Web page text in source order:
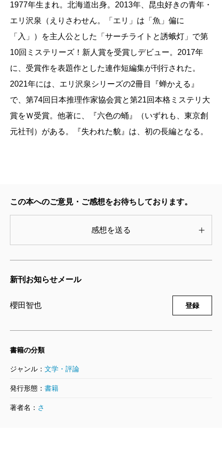
についてはやけに素直に口を開く。そのわけを尋ねる
と、「俺が義理立てるのは客に対してだけさ。その人
は、なにも注文しなかった」。なかなか憎い人物では
ないか。
すべての謎が解かれた後、一人の人物に向けて日野
が言葉を告げる。事件が解決した後ではなく、あくま
で謎が解かれた後というのが肝だ。そしてその言葉は
主人公がミステリにおける探偵ではなく、警察官だか
らこそ口にできた言葉であろうと思う。ぜひ、読者の
波 2025年9月号より
シームレスに挿入される。この一見余分な、かわいら
しい「隙」の連続が、警察官たちにリアルな質感と体
温を与えている。いい人たちだな、こういう人たちに
捜査してもらいたいな、と心から思える。
他愛ないようでいて難しい、「人間味」をにじませ
るためのバランス感覚。ユーモアミステリを下地とす
る櫻田智也ならではの武器だ。そして油断ならないこ
とに、事件の核もこの「人間味」の中に隠されてい
る。細いヒントを手繰りながら捜査を進める日野の先
ところで本作、宣伝にもかなり力が入っている模
様。SNSに流れてくるプロモーションには「伏線回
収」「どんでん返し」の惹句が躍る。
もちろん版元としては売れなければ意味がないし、
大きく扱ってもらえるのは作家冥利につきること、で
はあるのだが。プロモーションで喧伝されるインパク
た（私の読み方がズレているだけかもしれません
わけで、この文章を読まれている方には一言添えてお
こうと思う。
『失われた貌』は、やさしさとやるせなさの警察小説
だと思います。これ、念頭に置いておいてください。
いうことが、読み進むうちにお分かりいただけると思
います。
2025年のミステリを代表する一冊、というだけでな
く、今年のエンターテインメントを代表する一冊とし
て、自信を持ってお薦めいたします。（出版部 H・
1977年生まれ。北海道出身。2013年、昆虫好きの青年・
エリ沢泉（えりさわせん。「エリ」は「魚」偏に
「入」）を主人公とした「サーチライトと誘蛾灯」で第
10回ミステリーズ！新人賞を受賞しデビュー。2017年
に、受賞作を表題作とした連作短編集が刊行された。
2021年には、エリ沢泉シリーズの2冊目『蝉かえる』
で、第74回日本推理作家協会賞と第21回本格ミステリ大
賞をＷ受賞。他著に、『六色の蛹』（いずれも、東京創
元社刊）がある。『失われた貌』は、初の長編となる。
この本へのご意見・ご感想をお待ちしております。
感想を送る
新刊お知らせメール
櫻田智也 登録
書籍の分類
ジャンル： 文学・評論
発行形態： 書籍
著者名： さ